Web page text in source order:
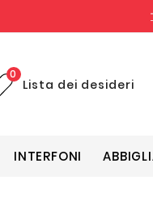
Lista dei desideri
0
INTERFONI